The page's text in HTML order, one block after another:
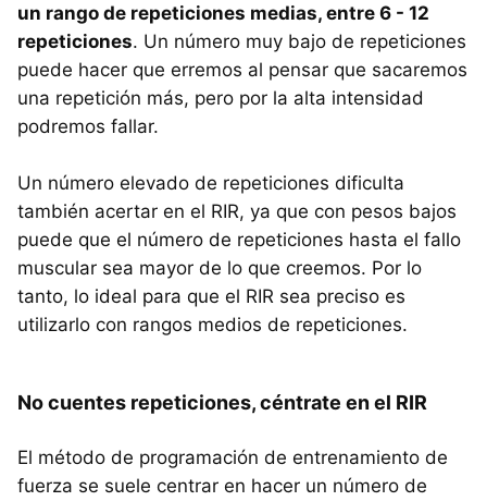
un rango de repeticiones medias, entre 6 - 12
repeticiones. Un número muy bajo de repeticiones
puede hacer que erremos al pensar que sacaremos
una repetición más, pero por la alta intensidad
podremos fallar.
Un número elevado de repeticiones dificulta
también acertar en el RIR, ya que con pesos bajos
puede que el número de repeticiones hasta el fallo
muscular sea mayor de lo que creemos. Por lo
tanto, lo ideal para que el RIR sea preciso es
utilizarlo con rangos medios de repeticiones.
No cuentes repeticiones, céntrate en el RIR
El método de programación de entrenamiento de
fuerza se suele centrar en hacer un número de